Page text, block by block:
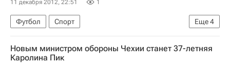
11 декабря 2012, 22:51 1
Еще4
Футбол
Спорт
Мультимедийный спортивный пакет
РПЛ 2026-2027 (Чемпионат России по футболу)
Новым министром обороны Чехии станет 37-летняя
Каролина Пик